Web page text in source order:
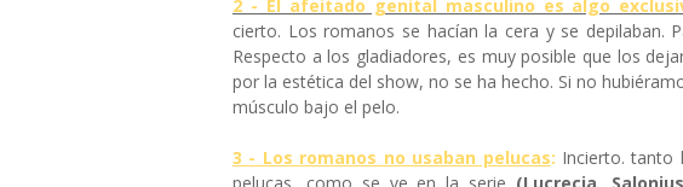
2 - El afeitado genital masculino es algo
cierto. Los romanos se hacían la cera y se depilaban.
Respecto a los gladiadores, es muy posible que los
por la estética del show, no se ha hecho. Si no
músculo bajo el pelo.
3 - Los romanos no usaban pelucas: Incierto. tanto